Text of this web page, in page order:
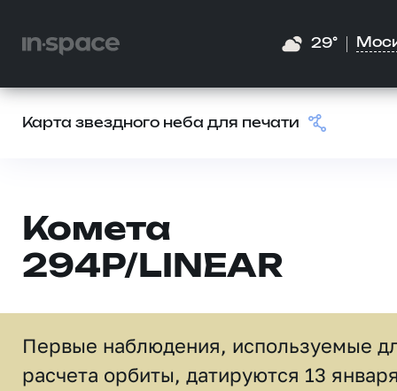
29°
Карта звездного неба для печати
Комета
294P/LINEAR
Первые наблюдения, используемые
расчета орбиты, датируются 13